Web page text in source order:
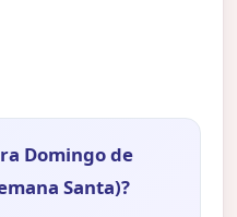
Domingo de
Santa)?